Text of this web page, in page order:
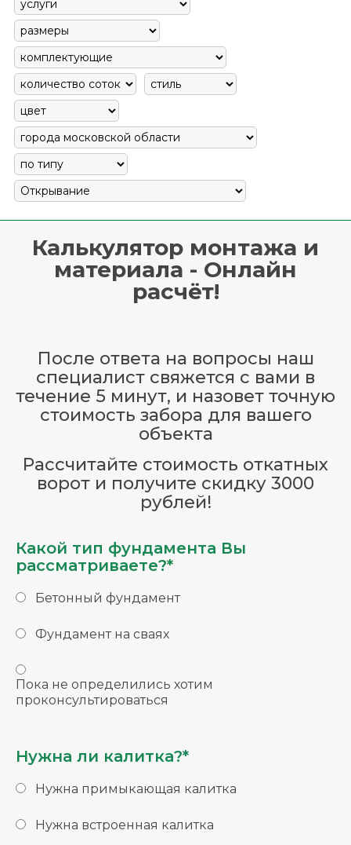
Калькулятор монтажа и
материала - Онлайн
расчёт!
После ответа на вопросы наш
специалист свяжется с вами в
течение 5 минут, и назовет точную
стоимость забора для вашего
объекта
Рассчитайте стоимость откатных
ворот и получите скидку 3000
рублей!
Какой тип фундамента Вы
рассматриваете?*
Бетонный фундамент
Фундамент на сваях
Пока не определились хотим
проконсультироваться
Нужна ли калитка?*
Нужна примыкающая калитка
Нужна встроенная калитка